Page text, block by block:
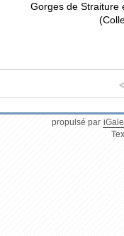
Gorges de Straiture
propulsé par